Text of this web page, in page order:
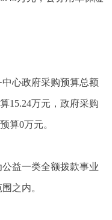
心政府采购预算总额
15.24万元，政府采购
算0万元。
益一类全额拨款事业
之内。